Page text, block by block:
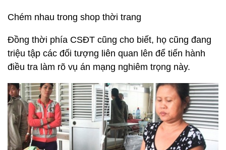
Chém nhau trong shop thời trang
Đồng thời phía CSĐT cũng cho biết, họ cũng đang
triệu tập các đối tượng liên quan lên để tiến hành
điều tra làm rõ vụ án mạng nghiêm trọng này.